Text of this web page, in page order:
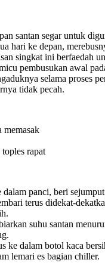
santan segar untuk
hari ke depan,
singkat ini berfaedah
pembusukan awal
selama proses
tidak pecah.
memasak
rapat
dalam panci, beri
terus didekat-
suhu santan
ke dalam botol kaca
lemari es bagian chiller.